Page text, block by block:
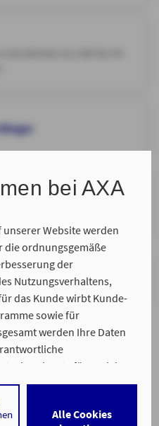
bei AXA
unserer Website werden
die ordnungsgemäße
der
Nutzungsverhaltens,
das Kunde wirbt Kunde-
sowie für
werden Ihre Daten
der Dienste für Social
Werbung
jeweiligen Anbieter
mit Daten von anderen
Alle Cookies
PC statt